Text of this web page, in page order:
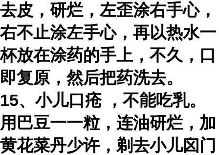
去皮，研烂，左歪涂右手心，
右不止涂左手心，再以热水一
杯放在涂药的手上，不久，口
即复原，然后把药洗去。
15、小儿口疮
，不能吃乳。
用巴豆一一粒，连油研烂，加
黄花菜丹少许，剃去小儿囟门